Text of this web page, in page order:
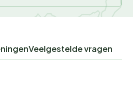
Veelgestelde vragen